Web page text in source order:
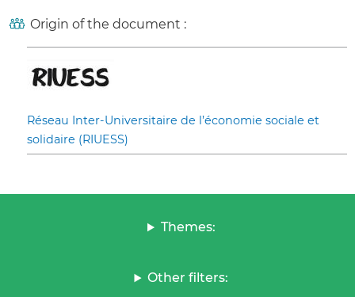
Origin of the document :
Réseau Inter-Universitaire de l’économie sociale et
solidaire (RIUESS)
Themes:
Other filters: